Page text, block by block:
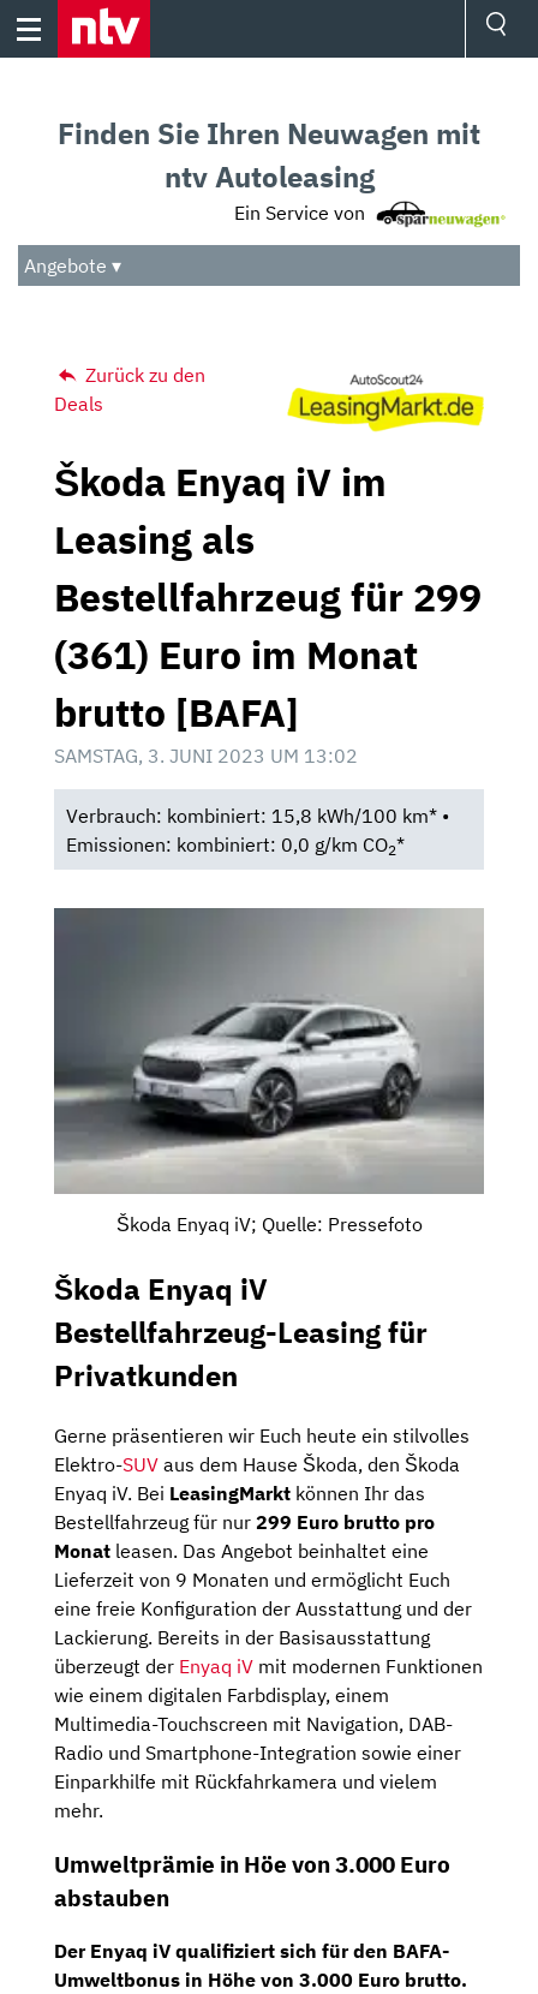
Skip
Audio
Das Beste
Finden Sie Ihren Neuwagen mit
ntv Autoleasing
Ein Service von
Angebote ▾
Zurück zu den
Deals
Škoda Enyaq iV im
Leasing als
Bestellfahrzeug für 299
(361) Euro im Monat
brutto [BAFA]
SAMSTAG, 3. JUNI 2023 UM 13:02
Verbrauch: kombiniert: 15,8 kWh/100 km* •
Emissionen: kombiniert: 0,0 g/km CO2*
Škoda Enyaq iV; Quelle: Pressefoto
Škoda Enyaq iV
Bestellfahrzeug-Leasing für
Privatkunden
Gerne präsentieren wir Euch heute ein stilvolles
Elektro-SUV aus dem Hause Škoda, den Škoda
Enyaq iV. Bei LeasingMarkt können Ihr das
Bestellfahrzeug für nur 299 Euro brutto pro
Monat leasen. Das Angebot beinhaltet eine
Lieferzeit von 9 Monaten und ermöglicht Euch
eine freie Konfiguration der Ausstattung und der
Lackierung. Bereits in der Basisausstattung
überzeugt der Enyaq iV mit modernen Funktionen
wie einem digitalen Farbdisplay, einem
Multimedia-Touchscreen mit Navigation, DAB-
Radio und Smartphone-Integration sowie einer
Einparkhilfe mit Rückfahrkamera und vielem
mehr.
Umweltprämie in Höe von 3.000 Euro
abstauben
Der Enyaq iV qualifiziert sich für den BAFA-
Umweltbonus in Höhe von 3.000 Euro brutto.